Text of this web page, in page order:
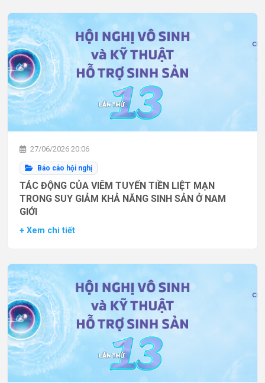
27/06/2026 20:06
Báo cáo hội nghị
TÁC ĐỘNG CỦA VIÊM TUYẾN TIỀN LIỆT MẠN
TRONG SUY GIẢM KHẢ NĂNG SINH SẢN Ở NAM
GIỚI
+ Xem chi tiết